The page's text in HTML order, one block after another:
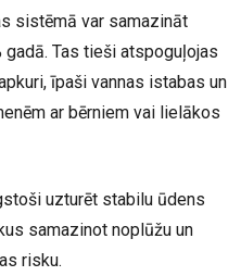
sistēmā var samazināt
Tas tieši atspoguļojas
īpaši vannas istabas un
ar bērniem vai lielākos
uzturēt stabilu ūdens
samazinot noplūžu un
risku.